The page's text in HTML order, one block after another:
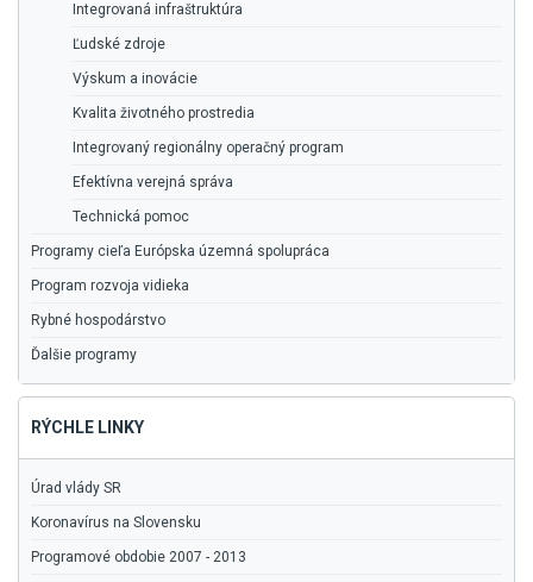
Integrovaná infraštruktúra
Ľudské zdroje
Výskum a inovácie
Kvalita životného prostredia
Integrovaný regionálny operačný program
Efektívna verejná správa
Technická pomoc
Programy cieľa Európska územná spolupráca
Program rozvoja vidieka
Rybné hospodárstvo
Ďalšie programy
RÝCHLE LINKY
Úrad vlády SR
Koronavírus na Slovensku
Programové obdobie 2007 - 2013